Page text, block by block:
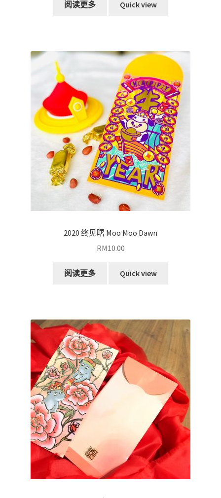
阅读更多 Quick view
2020 终见曙 Moo Moo Dawn
RM10.00
阅读更多 Quick view